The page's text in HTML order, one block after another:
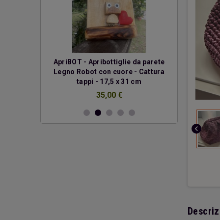
ApriBOT - Apribottiglie da parete
Legno Robot con cuore - Cattura
tappi - 17,5 x 31 cm
35,00 €
Due
chevron_left